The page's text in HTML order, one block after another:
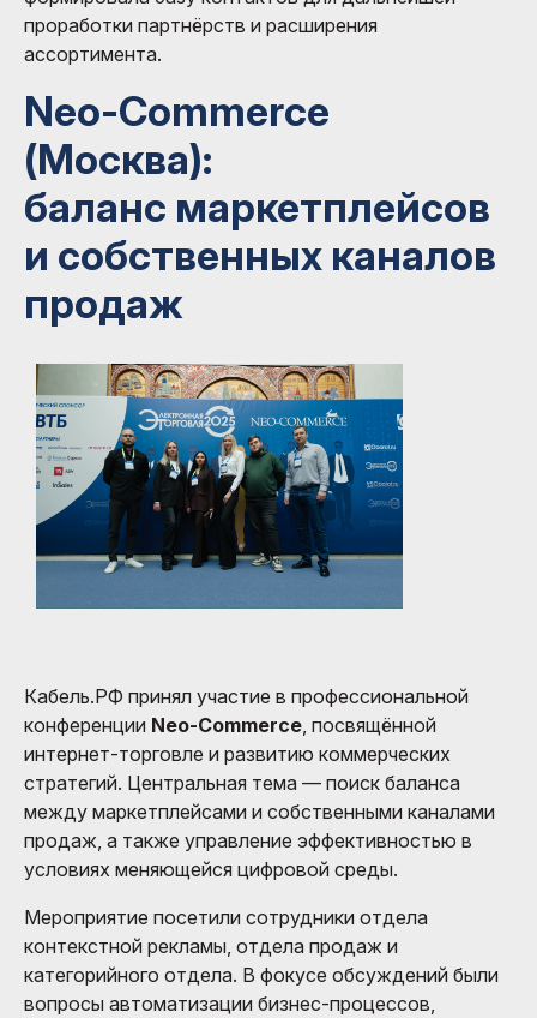
проработки партнёрств и расширения
ассортимента.
Neo-Commerce
(Москва):
баланс маркетплейсов
и собственных каналов
продаж
Кабель.РФ принял участие в профессиональной
конференции Neo-Commerce, посвящённой
интернет-торговле и развитию коммерческих
стратегий. Центральная тема — поиск баланса
между маркетплейсами и собственными каналами
продаж, а также управление эффективностью в
условиях меняющейся цифровой среды.
Мероприятие посетили сотрудники отдела
контекстной рекламы, отдела продаж и
категорийного отдела. В фокусе обсуждений были
вопросы автоматизации бизнес-процессов,